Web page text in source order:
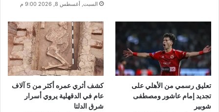
السبت, أغسطس 8, 2026 9:00 م
تعليق رسمي من الأهلي على
تجديد إمام عاشور ومصطفى
شوبير
كشف أثري عمره أكثر من 5 آلاف
عام في الدقهلية يروي أسرار
شرق الدلتا